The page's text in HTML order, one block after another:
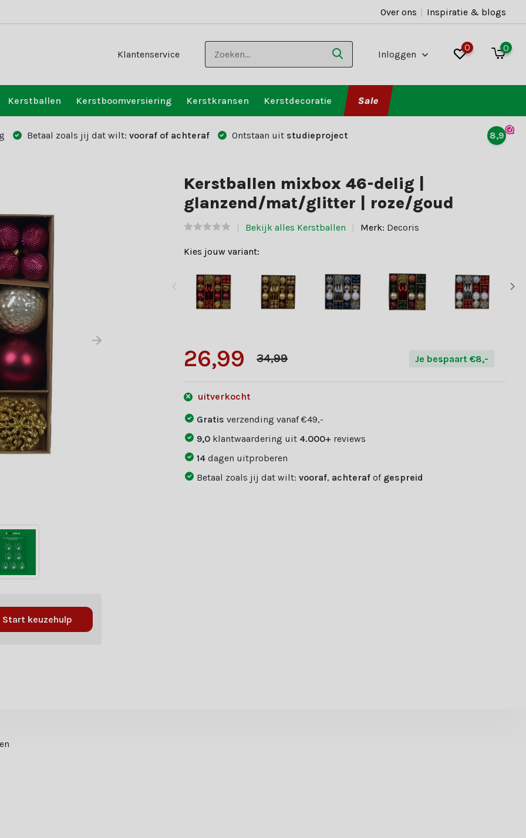
Over ons | Inspiratie & blogs
Klantenservice Inloggen
0 0
Kerstballen Kerstboomversiering Kerstkransen Kerstdecoratie Sale
Betaal zoals jij dat wilt: vooraf of achteraf Ontstaan uit studieproject 8,9
Start keuzehulp
Kerstballen mixbox 46-delig |
glanzend/mat/glitter | roze/goud
Bekijk alles Kerstballen Merk: Decoris
Kies jouw variant:
26,99 34,99 Je bespaart €8,-
uitverkocht
Gratisverzending vanaf €49,-
9,0 klantwaardering uit 4.000+ reviews
14dagen uitproberen
Betaal zoals jij dat wilt:vooraf, achteraf of gespreid